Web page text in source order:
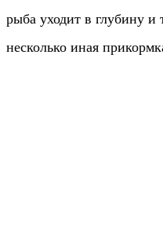
рыба уходит в глубину и
несколько иная